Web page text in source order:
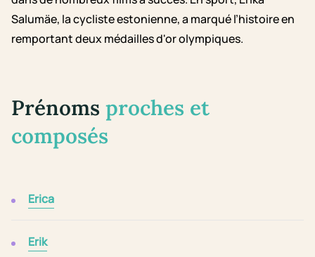
Salumäe, la cycliste estonienne, a marqué l’histoire en
remportant deux médailles d'or olympiques.
Prénoms proches et
composés
Erica
Erik